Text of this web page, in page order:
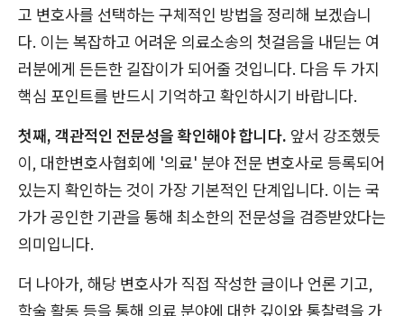
고 변호사를 선택하는 구체적인 방법을 정리해 보겠습니
다. 이는 복잡하고 어려운 의료소송의 첫걸음을 내딛는 여
러분에게 든든한 길잡이가 되어줄 것입니다. 다음 두 가지
핵심 포인트를 반드시 기억하고 확인하시기 바랍니다.
첫째, 객관적인 전문성을 확인해야 합니다. 앞서 강조했듯
이, 대한변호사협회에 '의료' 분야 전문 변호사로 등록되어
있는지 확인하는 것이 가장 기본적인 단계입니다. 이는 국
가가 공인한 기관을 통해 최소한의 전문성을 검증받았다는
의미입니다.
더 나아가, 해당 변호사가 직접 작성한 글이나 언론 기고,
학술 활동 등을 통해 의료 분야에 대한 깊이와 통찰력을 가